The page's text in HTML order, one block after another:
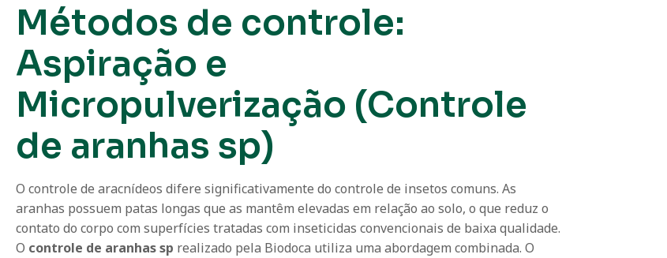
Métodos de controle:
Aspiração e
Micropulverização (Controle
de aranhas sp)
O controle de aracnídeos difere significativamente do controle de insetos comuns. As
aranhas possuem patas longas que as mantêm elevadas em relação ao solo, o que reduz o
contato do corpo com superfícies tratadas com inseticidas convencionais de baixa qualidade.
O controle de aranhas sp realizado pela Biodoca utiliza uma abordagem combinada. O